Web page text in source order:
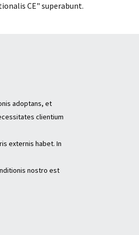
CE" superabunt.
adoptans, et
clientium
externis habet. In
nostro est